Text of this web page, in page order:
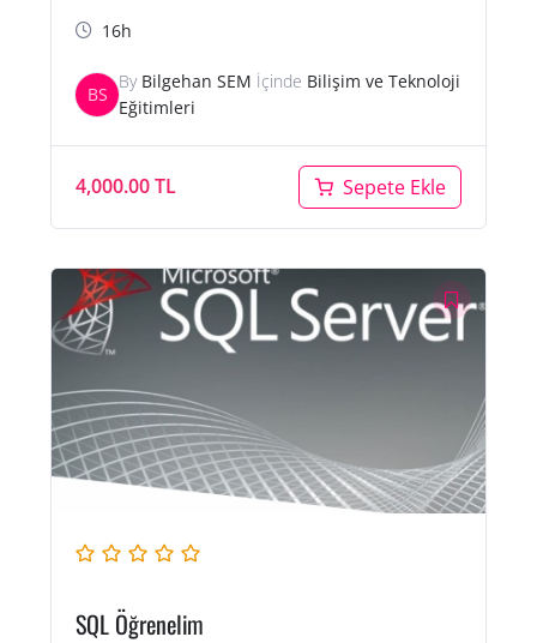
16h
BS
By Bilgehan SEM İçinde Bilişim ve Teknoloji
Eğitimleri
4,000.00TL Sepete Ekle
SQL Öğrenelim